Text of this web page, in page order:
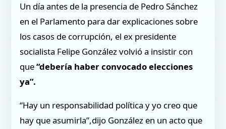
Un día antes de la presencia de Pedro Sánchez
en el Parlamento para dar explicaciones sobre
los casos de corrupción, el ex presidente
socialista Felipe González volvió a insistir con
que“debería haber convocado elecciones
ya”.
“Hay un responsabilidad política y yo creo que
hay que asumirla”,dijo González en un acto que